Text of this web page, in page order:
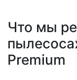
Что мы
Premium